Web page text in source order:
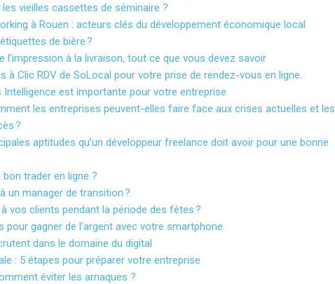
vieilles cassettes de séminaire ?
à Rouen : acteurs clés du développement économique local
de bière ?
l’impression à la livraison, tout ce que vous devez savoir
à Clic RDV de SoLocal pour votre prise de rendez-vous en ligne.
Intelligence est importante pour votre entreprise
les entreprises peuvent-elles faire face aux crises actuelles et les
?
aptitudes qu’un développeur freelance doit avoir pour une bonne
trader en ligne ?
un manager de transition ?
vos clients pendant la période des fêtes ?
pour gagner de l’argent avec votre smartphone
dans le domaine du digital
: 5 étapes pour préparer votre entreprise
éviter les arnaques ?